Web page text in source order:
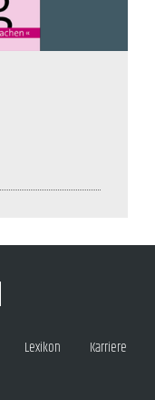
Lexikon Karriere